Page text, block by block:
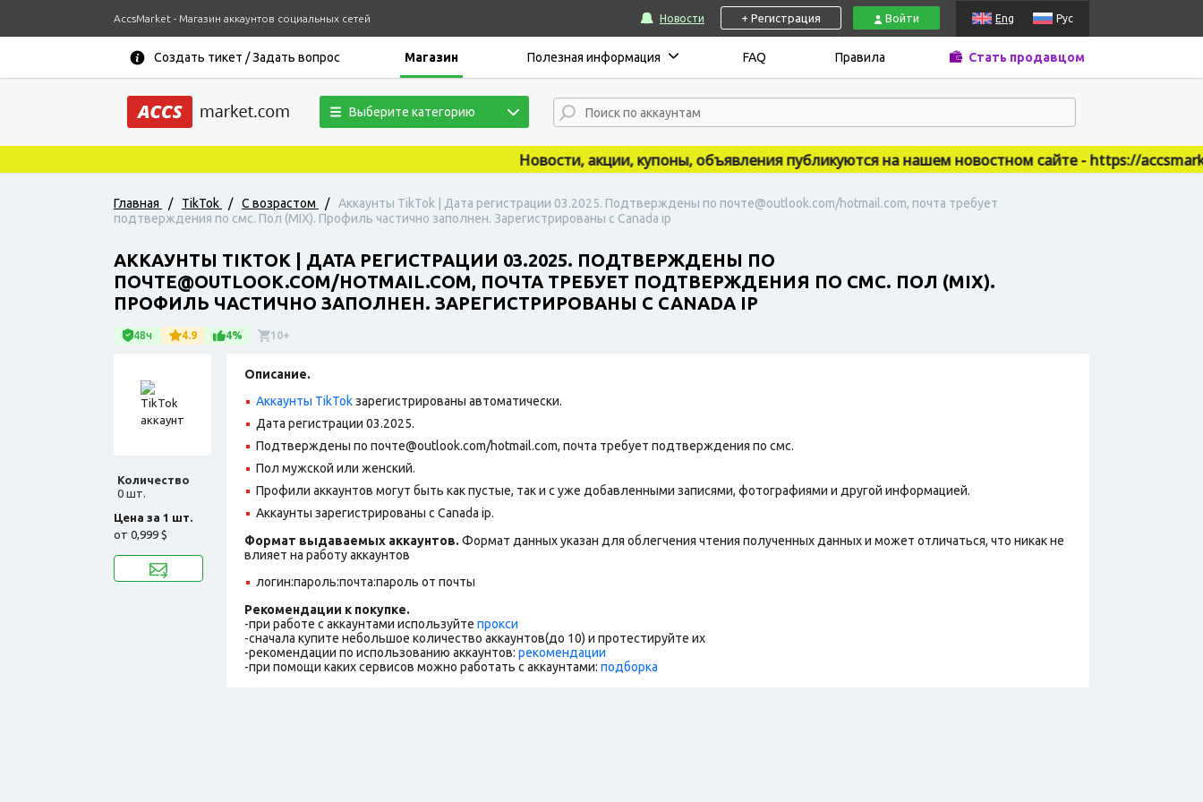
AccsMarket - Магазин аккаунтов социальных сетей Новости + Регистрация Войти Eng Рус
Создать тикет / Задать вопрос Магазин Полезная информация FAQ Правила Стать продавцом
Выберите категорию
Новости, акции, купоны, объявления публикуются на нашем новостном сайте - https://
Главная / TikTok / С возрастом /
Аккаунты TikTok | Дата регистрации 03.2025. Подтверждены по почте@outlook.com/hotmail.com, почта требует
подтверждения по смс. Пол (MIX). Профиль частично заполнен. Зарегистрированы с Canada ip
АККАУНТЫ TIKTOK | ДАТА РЕГИСТРАЦИИ 03.2025. ПОДТВЕРЖДЕНЫ ПО
ПОЧТЕ@OUTLOOK.COM/HOTMAIL.COM, ПОЧТА ТРЕБУЕТ ПОДТВЕРЖДЕНИЯ ПО СМС. ПОЛ (MIX).
ПРОФИЛЬ ЧАСТИЧНО ЗАПОЛНЕН. ЗАРЕГИСТРИРОВАНЫ С CANADA IP
48ч 4.9 4% 10+
Количество
0 шт.
Цена за 1 шт.
от 0,999 $
Описание.
Аккаунты TikTokзарегистрированы автоматически.
Дата регистрации 03.2025.
Подтверждены по почте@outlook.com/hotmail.com, почта требует подтверждения по смс.
Пол мужской или женский.
Профили аккаунтов могут быть как пустые, так и с уже добавленными записями, фотографиями и другой информацией.
Аккаунты зарегистрированы с Canada ip.
Формат выдаваемых аккаунтов. Формат данных указан для облегчения чтения полученных данных и может отличаться, что никак не
влияет на работу аккаунтов
логин:пароль:почта:пароль от почты
Рекомендации к покупке.
-при работе с аккаунтами используйте прокси
-сначала купите небольшое количество аккаунтов(до 10) и протестируйте их
-рекомендации по использованию аккаунтов: рекомендации
-при помощи каких сервисов можно работать с аккаунтами: подборка